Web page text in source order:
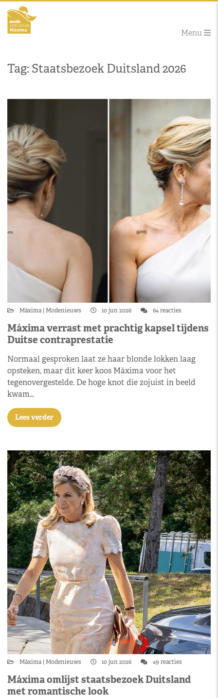
Menu
Tag: Staatsbezoek Duitsland 2026
Máxima Modenieuws 10 jun 2026 64 reacties
Máxima verrast met prachtig kapsel tijdens
Duitse contraprestatie
Normaal gesproken laat ze haar blonde lokken laag
opsteken, maar dit keer koos Máxima voor het
tegenovergestelde. De hoge knot die zojuist in beeld
kwam…
Lees verder
Máxima Modenieuws 10 jun 2026 49 reacties
Máxima omlijst staatsbezoek Duitsland
met romantische look